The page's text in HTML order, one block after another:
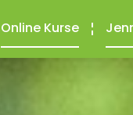
Online Kurse